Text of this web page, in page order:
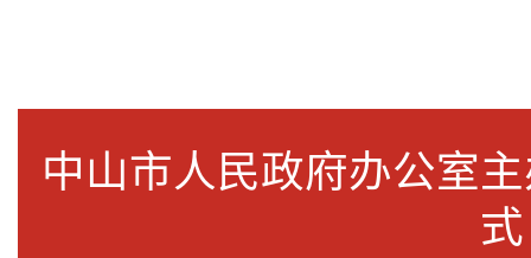
中山市人民政府办公
式